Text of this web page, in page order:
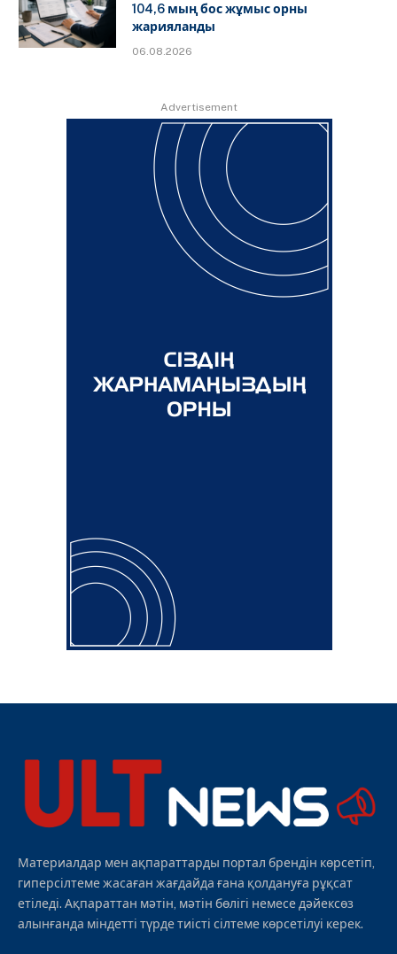
104,6 мың бос жұмыс орны
жарияланды
06.08.2026
Advertisement
Материалдар мен ақпараттарды портал брендін көрсетіп,
гиперсілтеме жасаған жағдайда ғана қолдануға рұқсат
етіледі. Ақпараттан мәтін, мәтін бөлігі немесе дәйексөз
алынғанда міндетті түрде тиісті сілтеме көрсетілуі керек.